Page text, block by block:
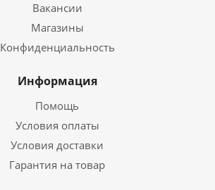
Вакансии
Магазины
Конфиденциальность
Информация
Помощь
Условия оплаты
Условия доставки
Гарантия на товар